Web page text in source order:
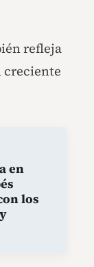
refleja
creciente
en
los